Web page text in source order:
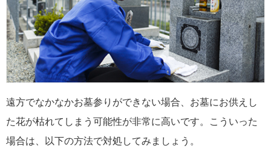
遠方でなかなかお墓参りができない場合、お墓にお供えし
た花が枯れてしまう可能性が非常に高いです。こういった
場合は、以下の方法で対処してみましょう。